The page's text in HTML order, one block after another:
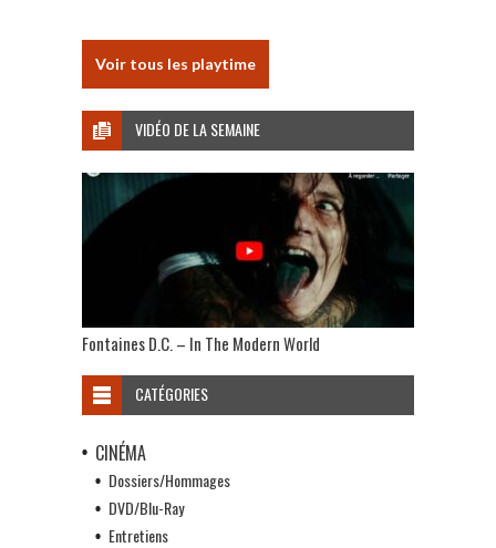
Voir tous les playtime
VIDÉO DE LA SEMAINE
Fontaines D.C. – In The Modern World
CATÉGORIES
CINÉMA
Dossiers/Hommages
DVD/Blu-Ray
Entretiens